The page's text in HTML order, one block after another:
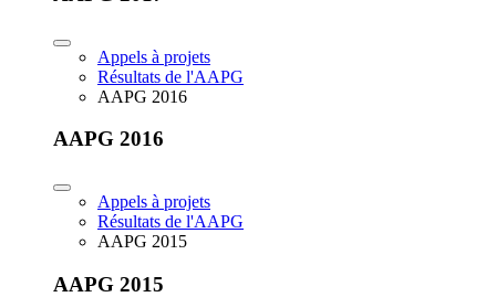
Appels à projets
Résultats de l'AAPG
AAPG 2016
AAPG 2016
Appels à projets
Résultats de l'AAPG
AAPG 2015
AAPG 2015